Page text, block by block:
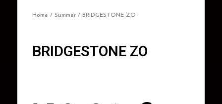
Home / Summer / BRIDGESTONE ZO
BRIDGESTONE ZO